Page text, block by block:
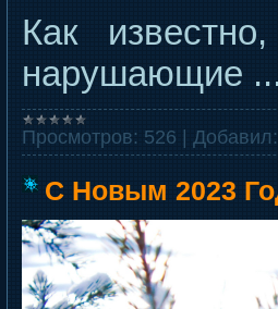
Как
нарушающие
Просмотров: 526 | Добавил:
С Новым 2023